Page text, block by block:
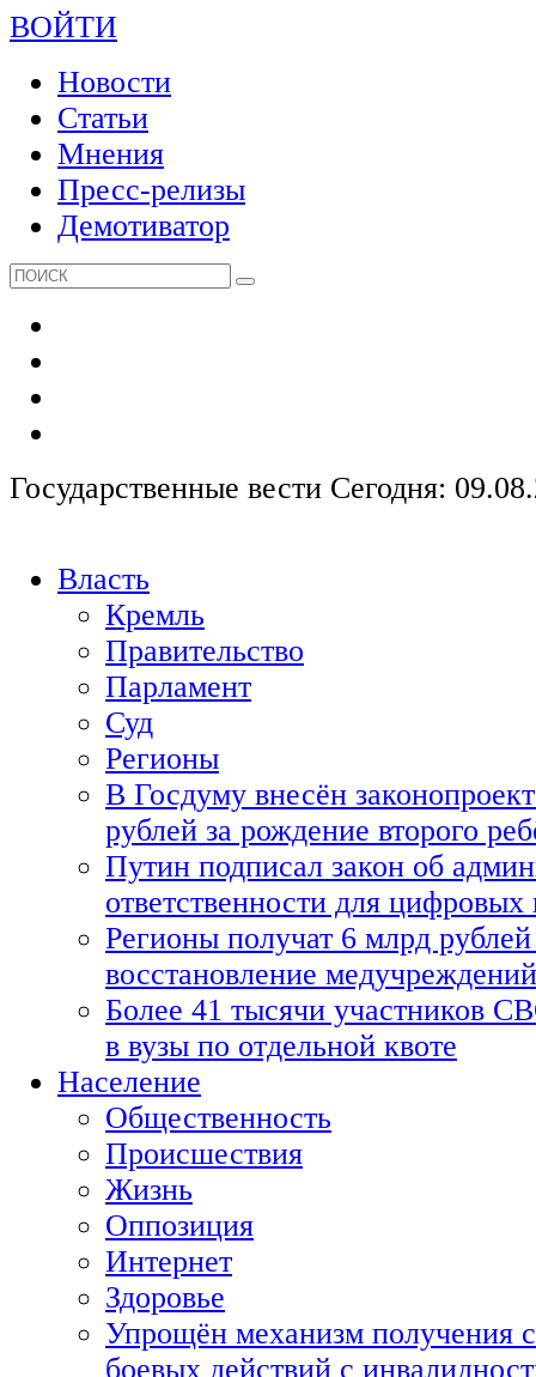
ВОЙТИ
Новости
Статьи
Мнения
Пресс-релизы
Демотиватор
Государственные вести Сегодня:
Власть
Кремль
Правительство
Парламент
Суд
Регионы
В Госдуму внесён
рублей за рождение второго
Путин подписал закон об
ответственности для
Регионы получат 6 млрд рублей
восстановление медучреждений
Более 41 тысячи участников
в вузы по отдельной квоте
Население
Общественность
Происшествия
Жизнь
Оппозиция
Интернет
Здоровье
Упрощён механизм получения
боевых действий с